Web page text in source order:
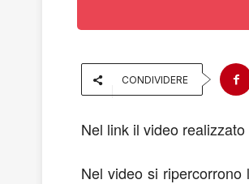
CONDIVIDERE
Nel link il video
Nel video si